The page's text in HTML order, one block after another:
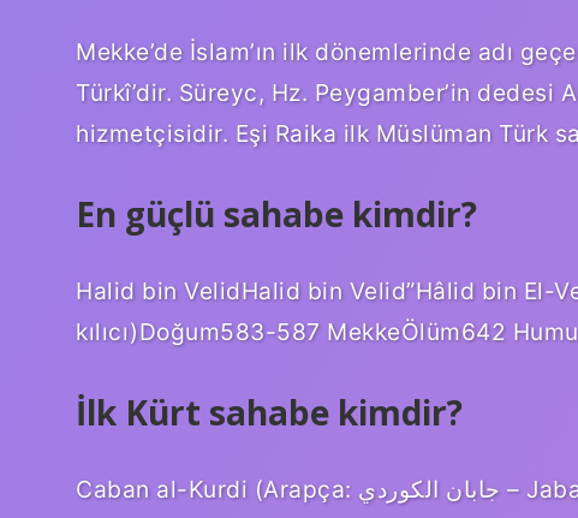
Mekke’de İslam’ın ilk dönemlerinde adı
Türkî’dir. Süreyc, Hz. Peygamber’in dedesi
hizmetçisidir. Eşi Raika ilk Müslüman Türk
En güçlü sahabe kimdir?
Halid bin VelidHalid bin Velid”Hâlid bin El-
kılıcı)Doğum583-587 MekkeÖlüm642
İlk Kürt sahabe kimdir?
Caban al-Kurdi (Arapça: جابان الکوردي – Jaban al-Kurdi, Kürtçe: Cabanê Kurdî veya